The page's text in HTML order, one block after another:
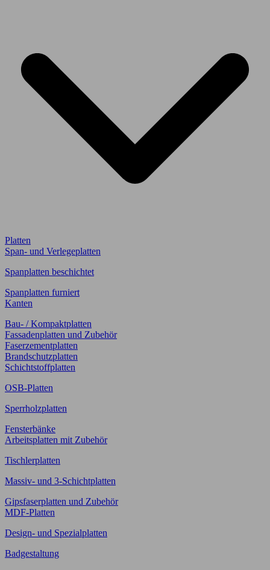
Platten
Span- und Verlegeplatten
Spanplatten beschichtet
Spanplatten furniert
Kanten
Bau- / Kompaktplatten
Fassadenplatten und Zubehör
Faserzementplatten
Brandschutzplatten
Schichtstoffplatten
OSB-Platten
Sperrholzplatten
Fensterbänke
Arbeitsplatten mit Zubehör
Tischlerplatten
Massiv- und 3-Schichtplatten
Gipsfaserplatten und Zubehör
MDF-Platten
Design- und Spezialplatten
Badgestaltung